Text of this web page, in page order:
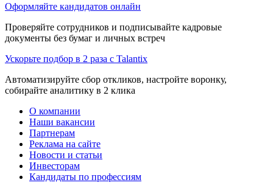
Оформляйте кандидатов онлайн
Проверяйте сотрудников и подписывайте кадровые
документы без бумаг и личных встреч
Ускорьте подбор в 2 раза с Talantix
Автоматизируйте сбор откликов, настройте воронку,
собирайте аналитику в 2 клика
О компании
Наши вакансии
Партнерам
Реклама на сайте
Новости и статьи
Инвесторам
Кандидаты по профессиям